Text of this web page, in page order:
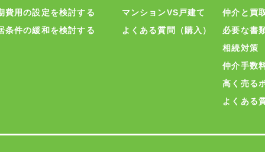
費用の設定を検討する
条件の緩和を検討する
マンションVS戸建て
よくある質問（購入）
仲介と買
必要な書
相続対策
仲介手数
高く売る
よくある